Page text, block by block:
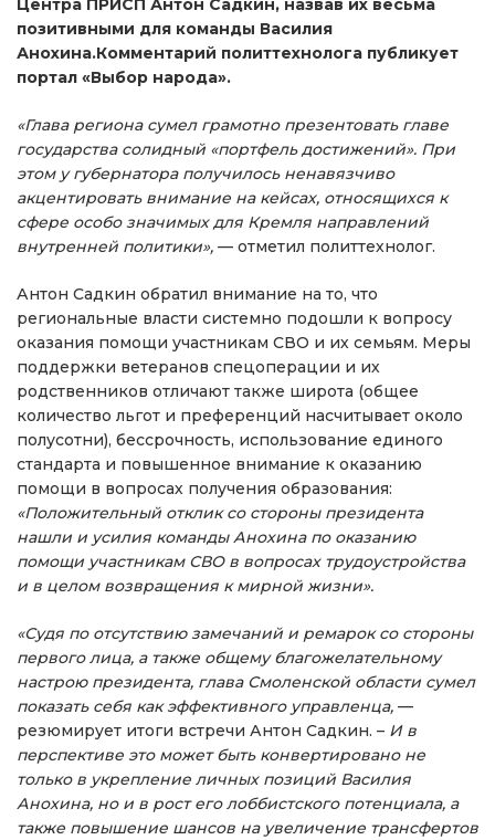
Центра ПРИСП Антон Садкин, назвав их весьма
позитивными для команды Василия
Анохина.Комментарий политтехнолога публикует
портал «Выбор народа».
«Глава региона сумел грамотно презентовать главе
государства солидный «портфель достижений». При
этом у губернатора получилось ненавязчиво
акцентировать внимание на кейсах, относящихся к
сфере особо значимых для Кремля направлений
внутренней политики», — отметил политтехнолог.
Антон Садкин обратил внимание на то, что
региональные власти системно подошли к вопросу
оказания помощи участникам СВО и их семьям. Меры
поддержки ветеранов спецоперации и их
родственников отличают также широта (общее
количество льгот и преференций насчитывает около
полусотни), бессрочность, использование единого
стандарта и повышенное внимание к оказанию
помощи в вопросах получения образования:
«Положительный отклик со стороны президента
нашли и усилия команды Анохина по оказанию
помощи участникам СВО в вопросах трудоустройства
и в целом возвращения к мирной жизни».
«Судя по отсутствию замечаний и ремарок со стороны
первого лица, а также общему благожелательному
настрою президента, глава Смоленской области сумел
показать себя как эффективного управленца, —
резюмирует итоги встречи Антон Садкин. – И в
перспективе это может быть конвертировано не
только в укрепление личных позиций Василия
Анохина, но и в рост его лоббистского потенциала, а
также повышение шансов на увеличение трансфертов